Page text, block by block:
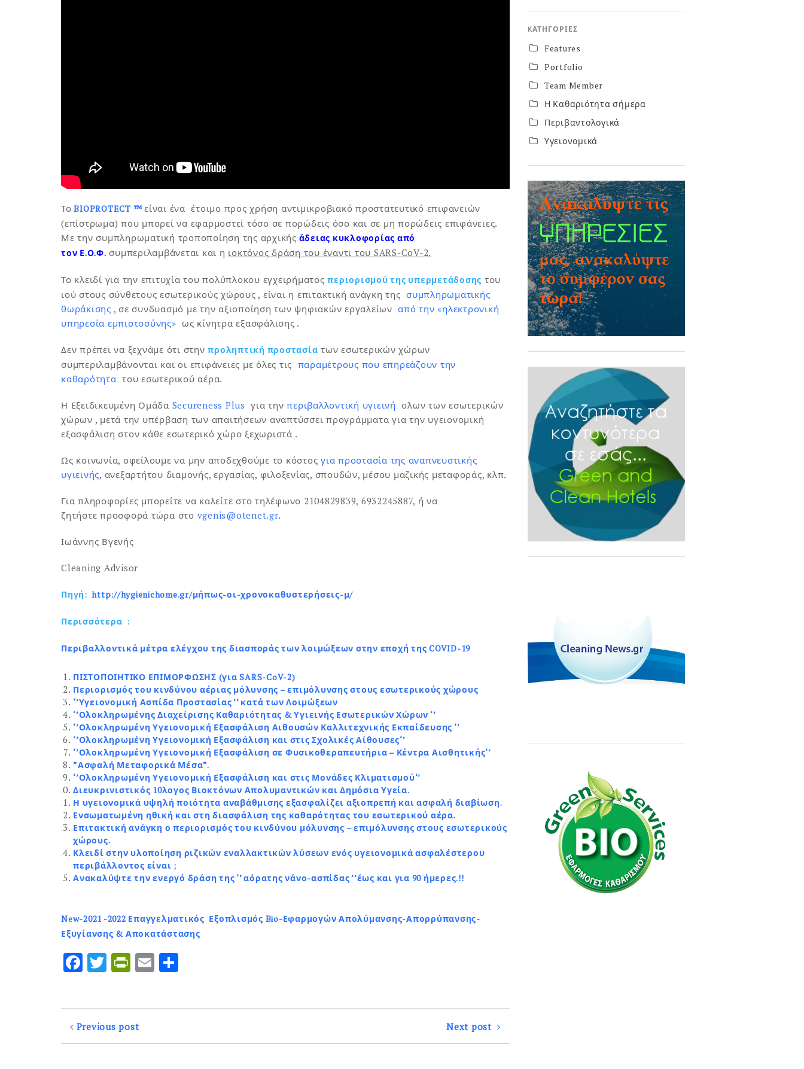
Το BIOPROTECT ™είναι ένα έτοιμο προς χρήση αντιμικροβιακό προστατευτικό επιφανειών
(επίστρωμα) που μπορεί να εφαρμοστεί τόσο σε πορώδεις όσο και σε μη πορώδεις επιφάνειες.
Με την συμπληρωματική τροποποίηση της αρχικής άδειας κυκλοφορίας από
τον Ε.Ο.Φ. συμπεριλαμβάνεται και η ιοκτόνος δράση του έναντι του SARS-CoV-2.
Το κλειδί για την επιτυχία του πολύπλοκου εγχειρήματοςπεριορισμού της υπερμετάδοσης του
ιού στους σύνθετους εσωτερικούς χώρους , είναι η επιτακτική ανάγκη της συμπληρωματικής
θωράκισης , σε συνδυασμό με την αξιοποίηση των ψηφιακών εργαλείων από την «ηλεκτρονική
υπηρεσία εμπιστοσύνης» ως κίνητρα εξασφάλισης .
Δεν πρέπει να ξεχνάμε ότι στηνπροληπτική προστασία των εσωτερικών χώρων
συμπεριλαμβάνονται και οι επιφάνειες με όλες τις παραμέτρους που επηρεάζουν την
καθαρότητα του εσωτερικού αέρα.
Η Εξειδικευμένη Ομάδα Secureness Plus για τηνπεριβαλλοντική υγιεινή ολων των εσωτερικών
χώρων , μετά την υπέρβαση των απαιτήσεων αναπτύσσει προγράμματα για την υγειονομική
εξασφάλιση στον κάθε εσωτερικό χώρο ξεχωριστά .
Ως κοινωνία, οφείλουμε να μην αποδεχθούμε το κόστος για προστασία της αναπνευστικής
υγιεινής, ανεξαρτήτου διαμονής, εργασίας, φιλοξενίας, σπουδών, μέσου μαζικής μεταφοράς, κλπ.
Για πληροφορίες μπορείτε να καλείτε στο τηλέφωνο 2104829839, 6932245887, ή να
ζητήστε προσφορά τώρα στο vgenis@otenet.gr.
Ιωάννης Βγενής
Cleaning Advisor
Πηγή:http://hygienichome.gr/μήπως-οι-χρονοκαθυστερήσεις-μ/
Περισσότερα :
Περιβαλλοντικά μέτρα ελέγχου της διασποράς των λοιμώξεων στην εποχή της COVID-19
ΠΙΣΤΟΠΟΙΗΤΙΚΟ ΕΠΙΜΟΡΦΩΣΗΣ (για SARS-CoV-2)
Περιορισμός του κινδύνου αέριας μόλυνσης – επιμόλυνσης στους εσωτερικούς χώρους
‘’Υγειονομική Ασπίδα Προστασίας ’’ κατά των Λοιμώξεων
‘’Ολοκληρωμένης Διαχείρισης Καθαριότητας & Υγιεινής Εσωτερικών Χώρων ‘’
‘’Ολοκληρωμένη Υγειονομική Εξασφάλιση Αιθουσών Καλλιτεχνικής Εκπαίδευσης ‘’
‘’Ολοκληρωμένη Υγειονομική Εξασφάλιση και στις Σχολικές Αίθουσες‘’
‘’Ολοκληρωμένη Υγειονομική Εξασφάλιση σε Φυσικοθεραπευτήρια – Κέντρα Αισθητικής‘’
”Ασφαλή Μεταφορικά Μέσα”.
‘’Ολοκληρωμένη Υγειονομική Εξασφάλιση και στις Μονάδες Κλιματισμού‘’
Διευκρινιστικός 10λογος Βιοκτόνων Απολυμαντικών και Δημόσια Υγεία.
Η υγειονομικά υψηλή ποιότητα αναβάθμισης εξασφαλίζει αξιοπρεπή και ασφαλή διαβίωση.
Ενσωματωμένη ηθική και στη διασφάλιση της καθαρότητας του εσωτερικού αέρα.
Επιτακτική ανάγκη ο περιορισμός του κινδύνου μόλυνσης – επιμόλυνσης στους εσωτερικούς
χώρους.
Κλειδί στην υλοποίηση ριζικών εναλλακτικών λύσεων ενός υγειονομικά ασφαλέστερου
περιβάλλοντος είναι ;
Ανακαλύψτε την ενεργό δράση της ‘’ αόρατης νάνο-ασπίδας ’’έως και για 90 ήμερες.!!
New-2021 -2022 Επαγγελματικός Εξοπλισμός Bio-Εφαρμογών Απολύμανσης-Απορρύπανσης-
Εξυγίανσης & Αποκατάστασης
F
b
o
T
te
r
P
tF
ri
E
σ
Previous post Next post
KΑΤΗΓΟΡΊΕΣ
Features
Portfolio
Team Member
Η Καθαριότητα σήμερα
Περιβαντολογικά
Υγειονομικά